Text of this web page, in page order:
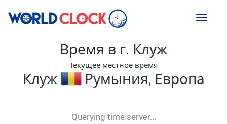
Toggle
Время в г. Клуж
Текущее местное время
Клуж Румыния, Европа
Querying time server...
-- ---- ----